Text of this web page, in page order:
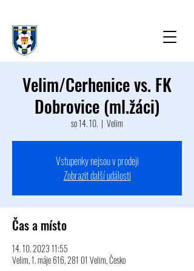
Velim/Cerhenice vs. FK
Dobrovice (ml.žáci)
so 14. 10.
  |
Velim
Vstupenky nejsou v prodeji
Zobrazit další události
Čas a místo
14. 10. 2023 11:55
Velim, 1. máje 616, 281 01 Velim, Česko